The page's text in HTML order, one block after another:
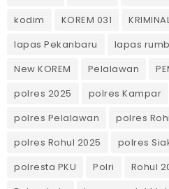
kodim
KOREM 031
lapas Pekanbaru
lapas
New KOREM
Pelalawan
polres 2025
polres Kampar
polres Pelalawan
polres
polres Rohul 2025
polres
polresta PKU
Polri Rohul